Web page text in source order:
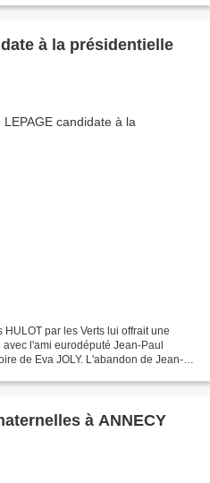
à la présidentielle
par les Verts lui offrait une
l'ami eurodéputé Jean-Paul
de Eva JOLY. L'abandon de Jean-
à ANNECY